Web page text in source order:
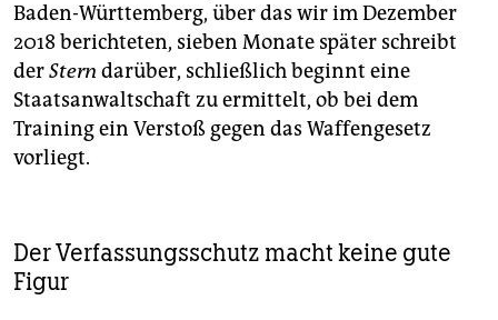
Baden-Württemberg, über das wir im Dezember
2018 berichteten, sieben Monate später schreibt
derStern darüber, schließlich beginnt eine
Staatsanwaltschaft zu ermittelt, ob bei dem
Training ein Verstoß gegen das Waffengesetz
vorliegt.
Der Verfassungsschutz macht keine gute
Figur